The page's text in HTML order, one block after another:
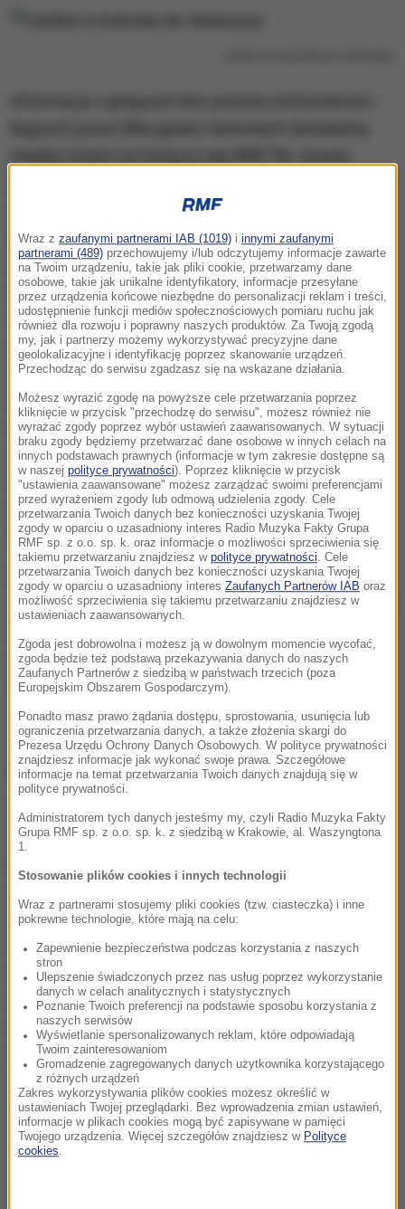
napisał o 6:30 jeden ze słuchaczy. Na miejscu
potwierdzili ją inni mieszkańcy. Akurat mam okna
kościół. Rano obudziłem się i grało nadal- mówi
mężczyzna mieszkający po sąsiedzku z kościołem.
Non stop grał w nocy, ale w spaniu mi to nie
przeszkadzało. Od północy grało, tak z pół godziny
temu, może godzinę skończyły- mówi inny z
mieszkańców.O 6 przyjechałem do pracy. Non stop
carillony grały. Koleżanka, która tu była całą noc
mówiła, że już ją głowa boli. Grały jedną sentencję,
która się w kółko powtarzała. Koło 7 wyłączyli-
mówił mężczyzna pracujący w sklepie przy ulicy
Rajskiej.
Z informacji przekazanych przez mieszkańców
wynika, że w sprawie carillonu w nocy bezskutecznie
narzekają też na miejską carillonistkę,
przypuszczając, że w nocy zrobiła próbę i ćwiczyła
grę na instrumencie. To jednak nieprawda. Moniki
Kaźmierczak - miejskiej carillonistki - w nocy na
pewno nie było na miejscu.
Wszystko wskazuje na to, że uruchomienie
instrumentu spowodowało uderzenie pioruna. Po
nawet kilka rzeczy. Uderzył gdzieś na pewno piorun,
bo i centrala pożarowa się zbudziła i carillon się
zbudził. Komputer się zapętlił i grał bez przerwy. I
pani carillonistka, i ja mieszkamy daleko od carillonu,
nie słyszeliśmy tego w ogóle. Nie wiemy co się stało.
Będziemy dociekać co się stało, o ile w ogóle to się
uda. Przyczyna ustała, bo carillon już nie gra
RMF FM Grzegorz Szychliński z oddziału Nauki
Gdańskiej w Muzeum Gdańska, opiekujący się
zbiorami i ekspozycją na wieży kościoła św.
Wraz z zaufanymi partnerami IAB (1019) i innymi zaufanymi
partnerami (489) przechowujemy i/lub odczytujemy informacje zawarte
na Twoim urządzeniu, takie jak pliki cookie, przetwarzamy dane
osobowe, takie jak unikalne identyfikatory, informacje przesyłane
przez urządzenia końcowe niezbędne do personalizacji reklam i treści,
udostępnienie funkcji mediów społecznościowych pomiaru ruchu jak
również dla rozwoju i poprawny naszych produktów. Za Twoją zgodą
my, jak i partnerzy możemy wykorzystywać precyzyjne dane
geolokalizacyjne i identyfikację poprzez skanowanie urządzeń.
Przechodząc do serwisu zgadzasz się na wskazane działania.
Możesz wyrazić zgodę na powyższe cele przetwarzania poprzez
kliknięcie w przycisk "przechodzę do serwisu", możesz również nie
wyrażać zgody poprzez wybór ustawień zaawansowanych. W sytuacji
braku zgody będziemy przetwarzać dane osobowe w innych celach na
innych podstawach prawnych (informacje w tym zakresie dostępne są
w naszej polityce prywatności). Poprzez kliknięcie w przycisk
"ustawienia zaawansowane" możesz zarządzać swoimi preferencjami
przed wyrażeniem zgody lub odmową udzielenia zgody. Cele
przetwarzania Twoich danych bez konieczności uzyskania Twojej
zgody w oparciu o uzasadniony interes Radio Muzyka Fakty Grupa
RMF sp. z o.o. sp. k. oraz informacje o możliwości sprzeciwienia się
takiemu przetwarzaniu znajdziesz w polityce prywatności. Cele
przetwarzania Twoich danych bez konieczności uzyskania Twojej
zgody w oparciu o uzasadniony interes Zaufanych Partnerów IAB oraz
możliwość sprzeciwienia się takiemu przetwarzaniu znajdziesz w
ustawieniach zaawansowanych.
Zgoda jest dobrowolna i możesz ją w dowolnym momencie wycofać,
zgoda będzie też podstawą przekazywania danych do naszych
Zaufanych Partnerów z siedzibą w państwach trzecich (poza
Europejskim Obszarem Gospodarczym).
Ponadto masz prawo żądania dostępu, sprostowania, usunięcia lub
ograniczenia przetwarzania danych, a także złożenia skargi do
Prezesa Urzędu Ochrony Danych Osobowych. W polityce prywatności
znajdziesz informacje jak wykonać swoje prawa. Szczegółowe
informacje na temat przetwarzania Twoich danych znajdują się w
polityce prywatności.
Administratorem tych danych jesteśmy my, czyli Radio Muzyka Fakty
Grupa RMF sp. z o.o. sp. k. z siedzibą w Krakowie, al. Waszyngtona
1.
Stosowanie plików cookies i innych technologii
Wraz z partnerami stosujemy pliki cookies (tzw. ciasteczka) i inne
pokrewne technologie, które mają na celu:
Zapewnienie bezpieczeństwa podczas korzystania z naszych
stron
Ulepszenie świadczonych przez nas usług poprzez wykorzystanie
danych w celach analitycznych i statystycznych
Poznanie Twoich preferencji na podstawie sposobu korzystania z
naszych serwisów
Wyświetlanie spersonalizowanych reklam, które odpowiadają
Twoim zainteresowaniom
Gromadzenie zagregowanych danych użytkownika korzystającego
z różnych urządzeń
Zakres wykorzystywania plików cookies możesz określić w
ustawieniach Twojej przeglądarki. Bez wprowadzenia zmian ustawień,
informacje w plikach cookies mogą być zapisywane w pamięci
Twojego urządzenia. Więcej szczegółów znajdziesz w Polityce
cookies.